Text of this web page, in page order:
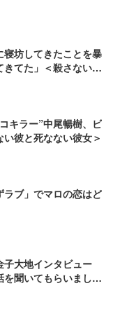
坊してきたことを暴
てた」＜殺さない彼
キラー”中尾暢樹、ビ
彼と死なない彼女＞
ブ」でマロの恋はど
子大地インタビュー
聞いてもらいまし